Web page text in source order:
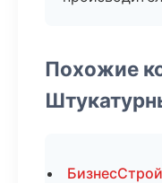
Похожие